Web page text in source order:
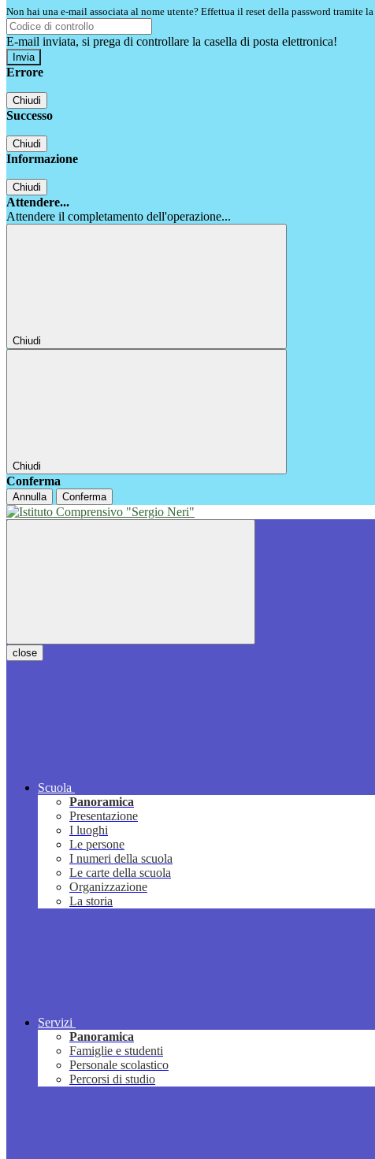
Non hai una e-mail associata al nome utente? Effettua il reset della password tramite la
E-mail inviata, si prega di controllare la casella di posta elettronica!
Errore
Chiudi
Successo
Chiudi
Informazione
Chiudi
Attendere...
Attendere il completamento dell'operazione...
Chiudi
Chiudi
Conferma
Annulla Conferma
close
Scuola
Panoramica
Presentazione
I luoghi
Le persone
I numeri della scuola
Le carte della scuola
Organizzazione
La storia
Servizi
Panoramica
Famiglie e studenti
Personale scolastico
Percorsi di studio